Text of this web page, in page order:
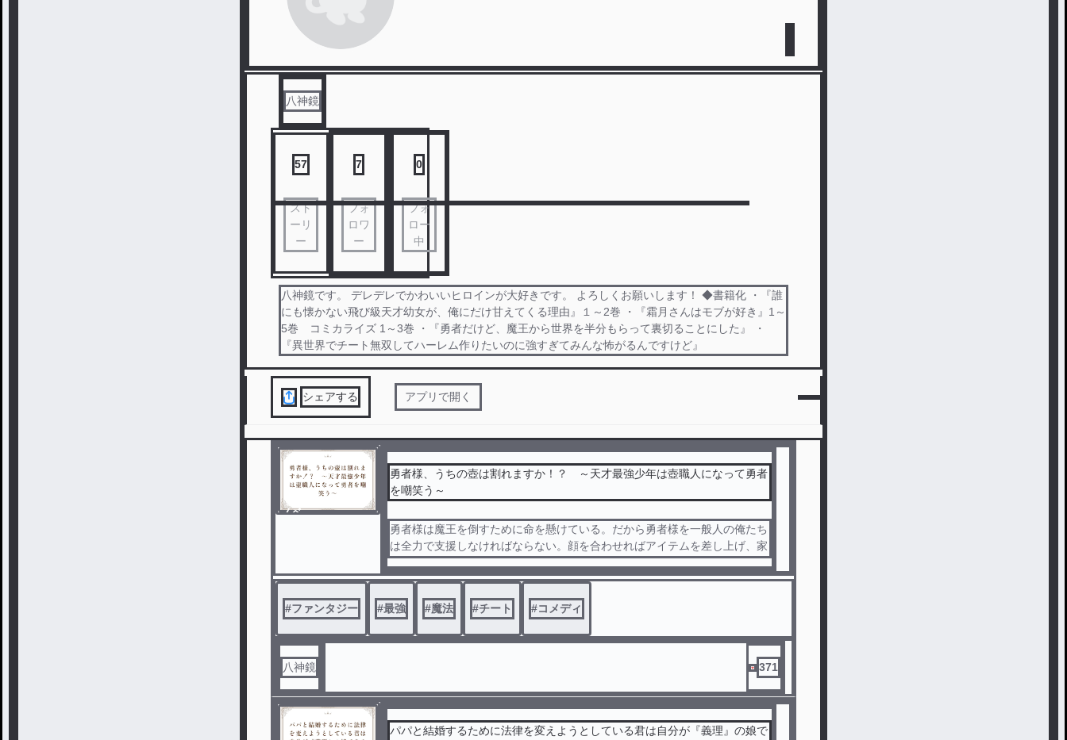
八神鏡
57
スト
ーリ
ー
7
フォ
ロワ
ー
0
フォ
ロー
中
八神鏡です。 デレデレでかわいいヒロインが大好きです。 よろしくお願いします！ ◆書籍化 ・『誰
にも懐かない飛び級天才幼女が、俺にだけ甘えてくる理由』１～2巻 ・『霜月さんはモブが好き』1～
5巻 コミカライズ 1～3巻 ・『勇者だけど、魔王から世界を半分もらって裏切ることにした』 ・
『異世界でチート無双してハーレム作りたいのに強すぎてみんな怖がるんですけど』
シェアする アプリで開く
ノベ
勇者様、うちの壺は割れますか！？ ～天才最強少年は壺職人になって勇者
を嘲笑う～
勇者様は魔王を倒すために命を懸けている。だから勇者様を一般人の俺たち
は全力で支援しなければならない。顔を合わせればアイテムを差し上げ、家
を物色されたら無言で見守る。そして壺を割られて、中に隠してある家宝を
盗まれる……みんなはそれが普通だと言うけど、俺はやっぱり悔しかった。
勝手に家を物色する勇者が許せなかった。だから俺は――壺職人になった。
素材を集めるために凶悪なモンスターを狩り、壺作成に必要なアイテムを採
て所持者の魔王もヤった。全ては、勇者にも割れない壺を作るために！
#ファンタジー #最強 #魔法 #チート #コメディ
八神鏡 371
パパと結婚するために法律を変えようとしている君は自分が『義理』の娘で